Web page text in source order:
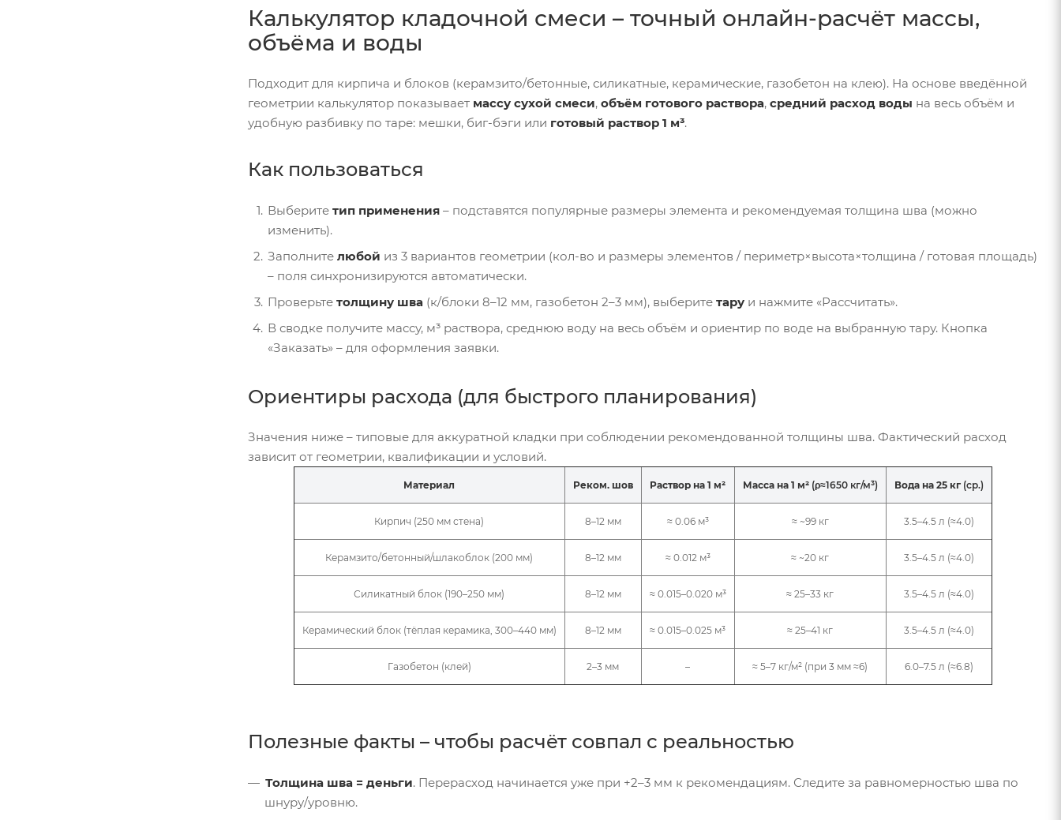
Калькулятор кладочной смеси – точный онлайн-расчёт массы,
объёма и воды
Подходит для кирпича и блоков (керамзито/бетонные, силикатные, керамические, газобетон на клею). На основе введённой
геометрии калькулятор показывает массу сухой смеси, объём готового раствора, средний расход воды на весь объём и
удобную разбивку по таре: мешки, биг-бэги или готовый раствор 1 м³.
Как пользоваться
Выберите тип применения – подставятся популярные размеры элемента и рекомендуемая толщина шва (можно
изменить).
Заполните любой из 3 вариантов геометрии (кол-во и размеры элементов / периметр×высота×толщина / готовая площадь)
– поля синхронизируются автоматически.
Проверьте толщину шва (к/блоки 8–12 мм, газобетон 2–3 мм), выберите тару и нажмите «Рассчитать».
В сводке получите массу, м³ раствора, среднюю воду на весь объём и ориентир по воде на выбранную тару. Кнопка
«Заказать» – для оформления заявки.
Ориентиры расхода (для быстрого планирования)
Значения ниже – типовые для аккуратной кладки при соблюдении рекомендованной толщины шва. Фактический расход
зависит от геометрии, квалификации и условий.
Материал Реком. шов Раствор на 1 м² Масса на 1 м²(ρ≈1650 кг/м³) Вода на 25 кг(ср.)
Кирпич (250 мм стена) 8–12 мм ≈ 0.06 м³ ≈ ~99 кг 3.5–4.5 л (≈4.0)
Керамзито/бетонный/шлакоблок (200 мм) 8–12 мм ≈ 0.012 м³ ≈ ~20 кг 3.5–4.5 л (≈4.0)
Силикатный блок (190–250 мм) 8–12 мм ≈ 0.015–0.020 м³ ≈ 25–33 кг 3.5–4.5 л (≈4.0)
Керамический блок (тёплая керамика, 300–440 мм) 8–12 мм ≈ 0.015–0.025 м³ ≈ 25–41 кг 3.5–4.5 л (≈4.0)
Газобетон (клей) 2–3 мм – ≈ 5–7 кг/м² (при 3 мм ≈6) 6.0–7.5 л (≈6.8)
Полезные факты – чтобы расчёт совпал с реальностью
Толщина шва = деньги. Перерасход начинается уже при +2–3 мм к рекомендациям. Следите за равномерностью шва по
шнуру/уровню.